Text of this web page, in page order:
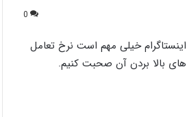
0
خیلی مهم است نرخ تعامل
های بالا بردن آن صحبت کنیم.